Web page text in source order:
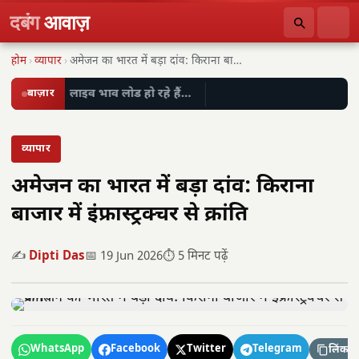
दबंगआवाज़
होम ›व्यापार › अमेजन का भारत में बड़ा दांव: किराना बाजार…
बाज़ार लाइव भाव लोड हो रहे हैं…
व्यापार
अमेजन का भारत में बड़ा दांव: किराना
बाजार में इंफ्रास्ट्रक्चर से क्रांति
✍️ Dipti Das📅 19 Jun 2026⏱️ 5 मिनट पढ़ें
WhatsApp Facebook Twitter Telegram लिंक